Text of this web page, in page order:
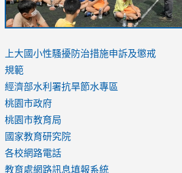
to
https://www.youtube.com/watch?
v=hC_gdZndU9s
to
https://www.youtube.com/watch?
v=hC_gdZndU9s
link
to
https://www.youtube.com/watch?
v=mfpNykQ0g4M
上大國小性騷擾防治措施申訴及懲戒
規範
經濟部水利署抗旱節水專區
桃園市政府
桃園市教育局
國家教育研究院
各校網路電話
教育處網路訊息填報系統